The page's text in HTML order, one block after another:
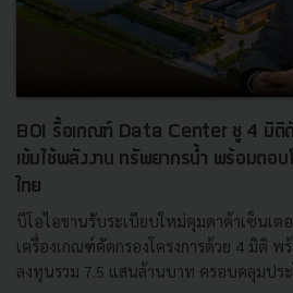
BOI รื้อเกณฑ์ Data Center ชู 4 มิติ
เข้มใช้พลังงาน ทรัพยากรน้ำ พร้อมตอบ
ไทย
บีโอไอขานรับระเบียบใหม่คุมดาต้าเซ็นเต
เครื่องเกณฑ์คัดกรองโครงการด้วย 4 มิติ พ
ลงทุนรวม 7.5 แสนล้านบาท ครอบคลุมปร